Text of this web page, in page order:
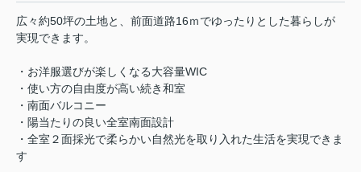
広々約50坪の土地と、前面道路16ｍでゆったりとした暮らしが
実現できます。
・お洋服選びが楽しくなる大容量WIC
・使い方の自由度が高い続き和室
・南面バルコニー
・陽当たりの良い全室南面設計
・全室２面採光で柔らかい自然光を取り入れた生活を実現できま
す